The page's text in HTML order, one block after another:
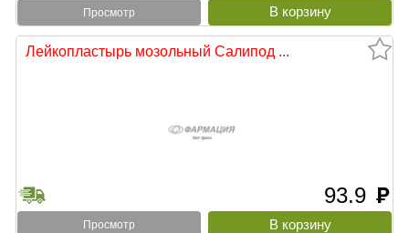
Просмотр
Лейкопластырь мозольный Салипод ...
93.9 руб
Просмотр